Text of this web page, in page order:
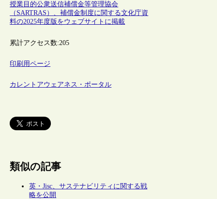
授業目的公衆送信補償金等管理協会
（SARTRAS）、補償金制度に関する文化庁資
料の2025年度版をウェブサイトに掲載
累計アクセス数:205
印刷用ページ
カレントアウェアネス・ポータル
類似の記事
英・Jisc、サステナビリティに関する戦
略を公開